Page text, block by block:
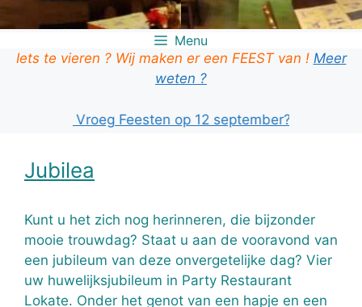
Menu
Iets te vieren ? Wij maken er een FEEST van ! Meer
weten ?
je ook Vroeg Feesten op 12 september? KLIK HIER!
Jubilea
Kunt u het zich nog herinneren, die bijzonder
mooie trouwdag? Staat u aan de vooravond van
een jubileum van deze onvergetelijke dag? Vier
uw huwelijksjubileum in Party Restaurant
Lokate. Onder het genot van een hapje en een